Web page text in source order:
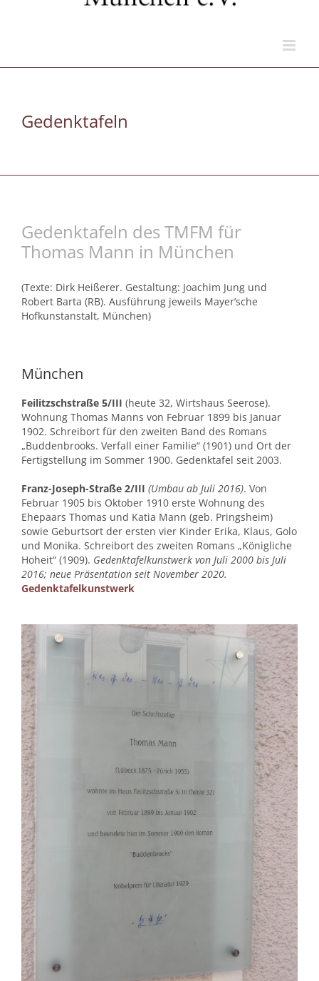
Gedenktafeln
Gedenktafeln des TMFM für
Thomas Mann in München
(Texte: Dirk Heißerer. Gestaltung: Joachim Jung und
Robert Barta (RB). Ausführung jeweils Mayer’sche
Hofkunstanstalt, München)
München
Feilitzschstraße 5/III (heute 32, Wirtshaus Seerose).
Wohnung Thomas Manns von Februar 1899 bis Januar
1902. Schreibort für den zweiten Band des Romans
„Buddenbrooks. Verfall einer Familie“ (1901) und Ort der
Fertigstellung im Sommer 1900. Gedenktafel seit 2003.
Franz-Joseph-Straße 2/III (Umbau ab Juli 2016). Von
Februar 1905 bis Oktober 1910 erste Wohnung des
Ehepaars Thomas und Katia Mann (geb. Pringsheim)
sowie Geburtsort der ersten vier Kinder Erika, Klaus, Golo
und Monika. Schreibort des zweiten Romans „Königliche
Hoheit“ (1909). Gedenktafelkunstwerk von Juli 2000 bis Juli
2016; neue Präsentation seit November 2020.
Gedenktafelkunstwerk